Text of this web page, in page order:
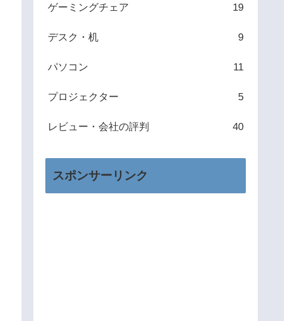
ゲーミングチェア 19
デスク・机 9
パソコン 11
プロジェクター 5
レビュー・会社の評判 40
スポンサーリンク